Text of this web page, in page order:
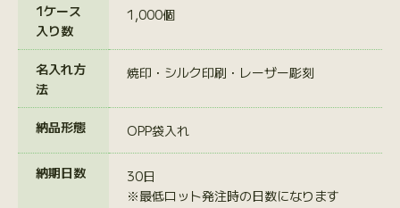
1ケース
入り数
1,000個
名入れ方
法
焼印・シルク印刷・レーザー彫刻
納品形態 OPP袋入れ
納期日数
30日
※最低ロット発注時の日数になります